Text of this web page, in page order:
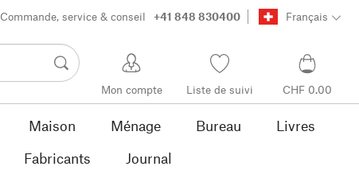
Commande, service & conseil +41 848 830400 Français
Mon compte Liste de suivi CHF 0.00
Maison Ménage Bureau
Livres
Fabricants Journal